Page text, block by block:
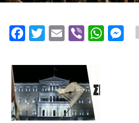
F
ce
b
o
o
T
tt
er
E
ail
Vi
er
W